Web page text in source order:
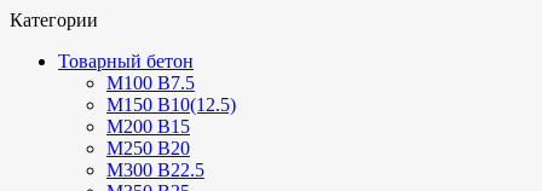
Категории
Товарный бетон
М100 В7.5
М150 В10(12.5)
М200 В15
М250 В20
М300 В22.5